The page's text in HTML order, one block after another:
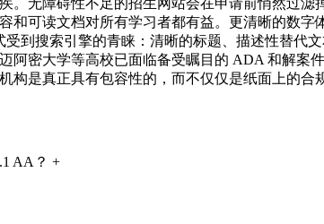
。无障碍性不足的招生网站会在申请前悄然过滤
和可读文档对所有学习者都有益。更清晰的数字
到搜索引擎的青睐：清晰的标题、描述性替代文
密大学等高校已面临备受瞩目的 ADA 和解案
是真正具有包容性的，而不仅仅是纸面上的合
AA？ +